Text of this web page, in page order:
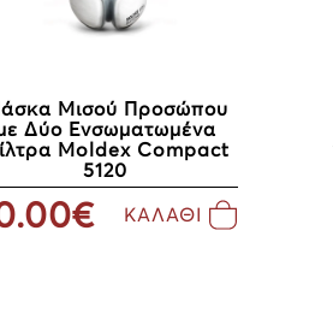
Μισού Προσώπου
Δύο Ενσωματωμένα
Moldex Compact
5120
ΚΑΛΑΘΙ